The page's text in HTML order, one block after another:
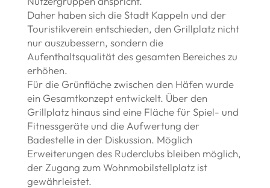
Daher haben sich die Stadt Kappeln und der
Touristikverein entschieden, den Grillplatz nicht
nur auszubessern, sondern die
Aufenthaltsqualität des gesamten Bereiches zu
erhöhen.
Für die Grünfläche zwischen den Häfen wurde
ein Gesamtkonzept entwickelt. Über den
Grillplatz hinaus sind eine Fläche für Spiel- und
Fitnessgeräte und die Aufwertung der
Badestelle in der Diskussion. Möglich
Erweiterungen des Ruderclubs bleiben möglich,
der Zugang zum Wohnmobilstellplatz ist
gewährleistet.